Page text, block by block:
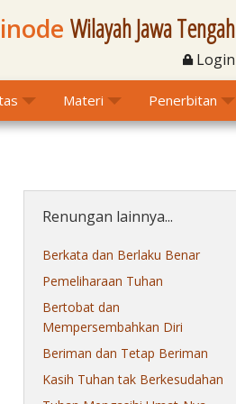
Wilayah Jawa Tengah
Login
Materi Penerbitan
Renungan lainnya...
Berkata dan Berlaku Benar
Pemeliharaan Tuhan
Bertobat dan
Mempersembahkan Diri
Beriman dan Tetap Beriman
Kasih Tuhan tak Berkesudahan